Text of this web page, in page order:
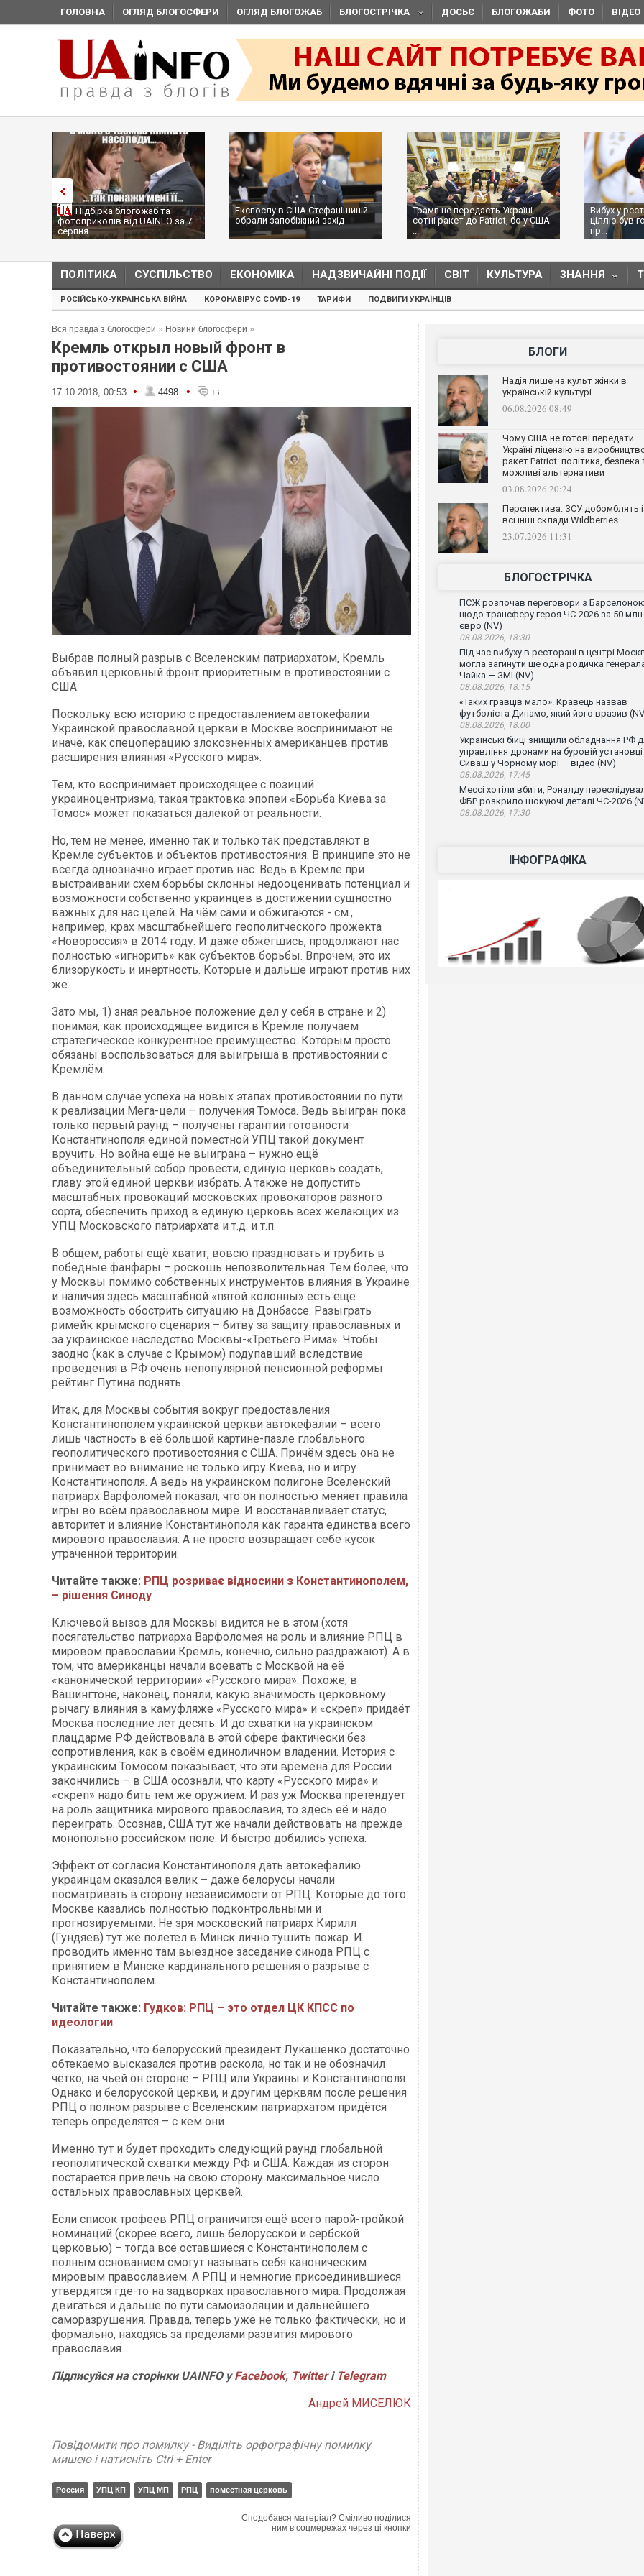
ГОЛОВНА ОГЛЯД БЛОГОСФЕРИ ОГЛЯД БЛОГОЖАБ БЛОГОСТРІЧКА ДОСЬЄ БЛОГОЖАБИ ФОТО ВІДЕО
Підбірка блогожаб та
фотоприколів від UAINFO за 7
серпня
Експослу в США Стефанішиній
обрали запобіжний захід
Трамп не передасть Україні
сотні ракет до Patriot, бо у США
...
Вибух у
ціллю був
пр...
ПОЛІТИКА СУСПІЛЬСТВО ЕКОНОМІКА НАДЗВИЧАЙНІ ПОДІЇ СВІТ КУЛЬТУРА ЗНАННЯ
РОСІЙСЬКО-УКРАЇНСЬКА ВІЙНА КОРОНАВІРУС COVID-19 ТАРИФИ ПОДВИГИ УКРАЇНЦІВ
Вся правда з блогосфери » Новини блогосфери »
Кремль открыл новый фронт в
противостоянии с США
17.10.2018, 00:53 • 4498 • 13
Выбрав полный разрыв с Вселенским патриархатом, Кремль
объявил церковный фронт приоритетным в противостоянии с
США.
Поскольку всю историю с предоставлением автокефалии
Украинской православной церкви в Москве воспринимают не
иначе, как спецоперацию злокозненных американцев против
расширения влияния «Русского мира».
Тем, кто воспринимает происходящее с позиций
украиноцентризма, такая трактовка эпопеи «Борьба Киева за
Томос» может показаться далёкой от реальности.
Но, тем не менее, именно так и только так представляют в
Кремле субъектов и объектов противостояния. В принципе это не
всегда однозначно играет против нас. Ведь в Кремле при
выстраивании схем борьбы склонны недооценивать потенциал и
возможности собственно украинцев в достижении сущностно
важных для нас целей. На чём сами и обжигаются - см.,
например, крах масштабнейшего геополитческого прожекта
«Новороссия» в 2014 году. И даже обжёгшись, продолжают нас
полностью «игнорить» как субъектов борьбы. Впрочем, это их
близорукость и инертность. Которые и дальше играют против них
же.
Зато мы, 1) зная реальное положение дел у себя в стране и 2)
понимая, как происходящее видится в Кремле получаем
стратегическое конкурентное преимущество. Которым просто
обязаны воспользоваться для выигрыша в противостоянии с
Кремлём.
В данном случае успеха на новых этапах противостоянии по пути
к реализации Мега-цели – получения Томоса. Ведь выигран пока
только первый раунд – получены гарантии готовности
Константинополя единой поместной УПЦ такой документ
вручить. Но война ещё не выиграна – нужно ещё
объединительный собор провести, единую церковь создать,
главу этой единой церкви избрать. А также не допустить
масштабных провокаций московских провокаторов разного
сорта, обеспечить приход в единую церковь всех желающих из
УПЦ Московского патриархата и т.д. и т.п.
В общем, работы ещё хватит, вовсю праздновать и трубить в
победные фанфары – роскошь непозволительная. Тем более, что
у Москвы помимо собственных инструментов влияния в Украине
и наличия здесь масштабной «пятой колонны» есть ещё
возможность обострить ситуацию на Донбассе. Разыграть
римейк крымского сценария – битву за защиту православных и
за украинское наследство Москвы-«Третьего Рима». Чтобы
заодно (как в случае с Крымом) подупавший вследствие
проведения в РФ очень непопулярной пенсионной реформы
рейтинг Путина поднять.
Итак, для Москвы события вокруг предоставления
Константинополем украинской церкви автокефалии – всего
лишь частность в её большой картине-пазле глобального
геополитического противостояния с США. Причём здесь она не
принимает во внимание не только игру Киева, но и игру
Константинополя. А ведь на украинском полигоне Вселенский
патриарх Варфоломей показал, что он полностью меняет правила
игры во всём православном мире. И восстанавливает статус,
авторитет и влияние Константинополя как гаранта единства всего
мирового православия. А не просто возвращает себе кусок
утраченной территории.
Читайте также: РПЦ розриває відносини з Константинополем,
– рішення Синоду
Ключевой вызов для Москвы видится не в этом (хотя
посягательство патриарха Варфоломея на роль и влияние РПЦ в
мировом православии Кремль, конечно, сильно раздражают). А в
том, что американцы начали воевать с Москвой на её
«канонической территории» «Русского мира». Похоже, в
Вашингтоне, наконец, поняли, какую значимость церковному
рычагу влияния в камуфляже «Русского мира» и «скреп» придаёт
Москва последние лет десять. И до схватки на украинском
плацдарме РФ действовала в этой сфере фактически без
сопротивления, как в своём единоличном владении. История с
украинским Томосом показывает, что эти времена для России
закончились – в США осознали, что карту «Русского мира» и
«скреп» надо бить тем же оружием. И раз уж Москва претендует
на роль защитника мирового православия, то здесь её и надо
переиграть. Осознав, США тут же начали действовать на прежде
монопольно российском поле. И быстро добились успеха.
Эффект от согласия Константинополя дать автокефалию
украинцам оказался велик – даже белорусы начали
посматривать в сторону независимости от РПЦ. Которые до того
Москве казались полностью подконтрольными и
прогнозируемыми. Не зря московский патриарх Кирилл
(Гундяев) тут же полетел в Минск лично тушить пожар. И
проводить именно там выездное заседание синода РПЦ с
принятием в Минске кардинального решения о разрыве с
Константинополем.
Читайте также: Гудков: РПЦ – это отдел ЦК КПСС по
идеологии
Показательно, что белорусский президент Лукашенко достаточно
обтекаемо высказался против раскола, но так и не обозначил
чётко, на чьей он стороне – РПЦ или Украины и Константинополя.
Однако и белорусской церкви, и другим церквям после решения
РПЦ о полном разрыве с Вселенским патриархатом придётся
теперь определятся – с кем они.
Именно тут и будет проходить следующий раунд глобальной
геополитической схватки между РФ и США. Каждая из сторон
постарается привлечь на свою сторону максимальное число
остальных православных церквей.
Если список трофеев РПЦ ограничится ещё всего парой-тройкой
номинаций (скорее всего, лишь белорусской и сербской
церковью) – тогда все оставшиеся с Константинополем с
полным основанием смогут называть себя каноническим
мировым православием. А РПЦ и немногие присоединившиеся
утвердятся где-то на задворках православного мира. Продолжая
двигаться и дальше по пути самоизоляции и дальнейшего
саморазрушения. Правда, теперь уже не только фактически, но и
формально, находясь за пределами развития мирового
православия.
Підписуйся на сторінки UAINFO уFacebook, Twitter і Telegram
Андрей МИСЕЛЮК
Повідомити про помилку - Виділіть орфографічну помилку
мишею і натисніть Ctrl + Enter
Россия УПЦ КП УПЦ МП РПЦ поместная церковь
Сподобався матеріал? Сміливо поділися
ним в соцмережах через ці кнопки
БЛОГИ
Надія лише на культ жінки в
українській культурі
06.08.2026 08:49
Чому США не готові передати
Україні ліцензію на
ракет Patriot: політика, безпека
можливі альтернативи
03.08.2026 20:24
Перспектива: ЗСУ добомблять і
всі інші склади Wildberries
23.07.2026 11:31
БЛОГОСТРІЧКА
ПСЖ розпочав переговори з
щодо трансферу героя ЧС-2026 за 50 млн
євро (NV)
08.08.2026, 18:30
Під час вибуху в ресторані в центрі
могла загинути ще одна родичка
Чайка — ЗМІ (NV)
08.08.2026, 18:15
«Таких гравців мало». Кравець назвав
футболіста Динамо, який його вразив
08.08.2026, 18:00
Українські бійці знищили обладнання РФ
управління дронами на буровій установці
Сиваш у Чорному морі — відео (NV)
08.08.2026, 17:45
Мессі хотіли вбити, Роналду
ФБР розкрило шокуючі деталі ЧС-2026
08.08.2026, 17:30
ІНФОГРАФІКА